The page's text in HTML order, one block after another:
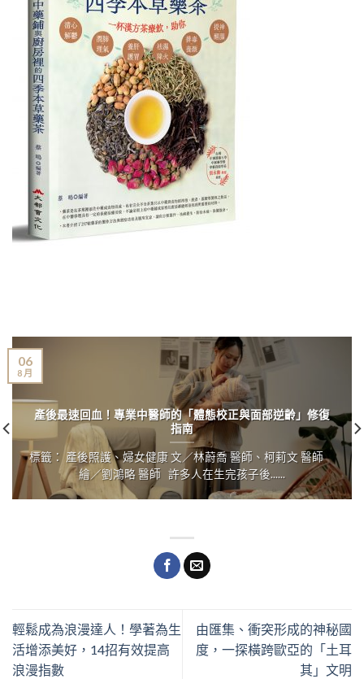
產後最速回血！專業中醫師的「體態校正與面部逆齡」修復
指南
標籤： 產後照護、婦女健康 文／林蔚喬 醫師、柯莉文 醫師
繪／劉鴻略 醫師 許多人在生完孩子後......
06
8 月
輕鬆成為浪漫達人！學著為生
活增添美好，14招有效提高
浪漫指數
由匯集、衝突形成的神秘國
度，一探橫跨歐亞的「土耳
其」文明